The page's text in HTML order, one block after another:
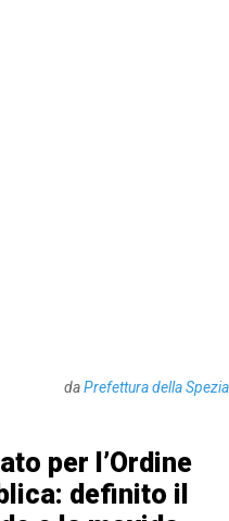
daPrefettura della Spezia
per l’Ordine
definito il